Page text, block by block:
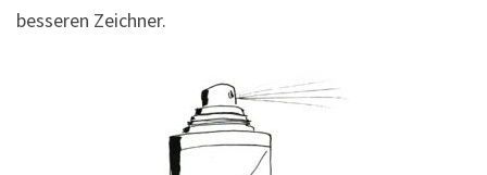
besseren Zeichner.